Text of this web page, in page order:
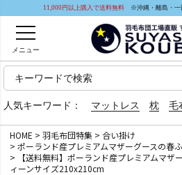
11,000円以上購入で送料無料 ※沖縄・離島・一
メニュー
人気キーワード： マットレス 枕 毛
HOME 羽毛布団特集
合い掛け
ポーランド産プレミアムマザーグースの春
【送料無料】ポーランド産プレミアムマザ
ィーンサイズ210x210cm